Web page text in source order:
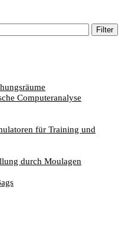
Filter
Computeranalyse
für Training und
durch Moulagen